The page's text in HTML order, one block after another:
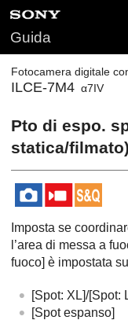
Guida
Fotocamera digitale
ILCE-7M4 α7IV
Pto di espo.
statica/filmato)
Imposta se
l’area di messa a
fuoco] è impostata
[Spot: XL]/[Spot:
[Spot espanso]